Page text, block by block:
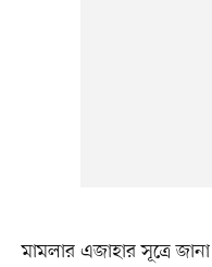
মামলার এজাহার সূত্রে